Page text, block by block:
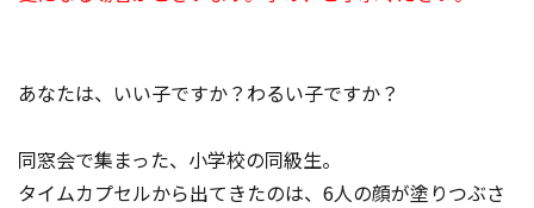
あなたは、いい子ですか？わるい子ですか？
同窓会で集まった、小学校の同級生。
タイムカプセルから出てきたのは、6人の顔が塗りつぶさ